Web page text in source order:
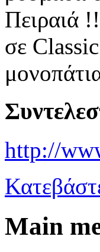
Πειραιά
σε
http://
Main